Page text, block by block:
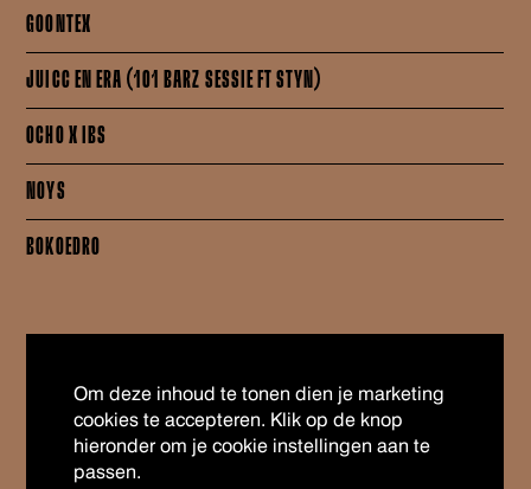
GOONTEX
JUICC EN ERA (101 BARZ SESSIE FT STYN)
OCHO X IBS
NOYS
BOKOEDRO
Om deze inhoud te tonen dien je marketing
cookies te accepteren. Klik op de knop
hieronder om je cookie instellingen aan te
passen.